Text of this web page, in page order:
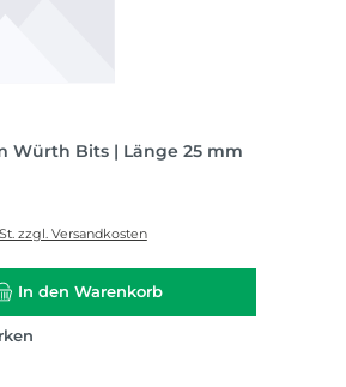
Würth Bits | Länge 25 mm
zzgl. Versandkosten
In den Warenkorb